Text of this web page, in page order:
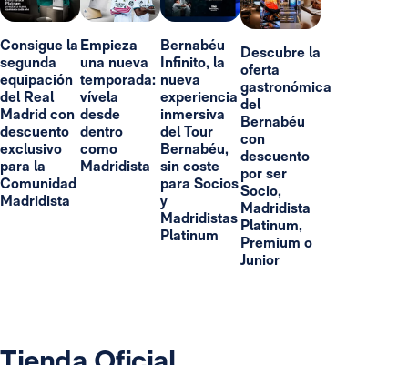
Consigue la
segunda
equipación
del Real
Madrid con
descuento
exclusivo
para la
Comunidad
Madridista
Empieza
una nueva
temporada:
vívela
desde
dentro
como
Madridista
Bernabéu
Infinito, la
nueva
experiencia
inmersiva
del Tour
Bernabéu,
sin coste
para Socios
y
Madridistas
Platinum
Descubre la
oferta
gastronómica
del
Bernabéu
con
descuento
por ser
Socio,
Madridista
Platinum,
Premium o
Junior